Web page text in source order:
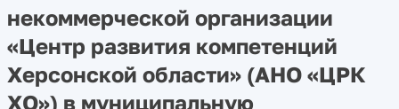
некоммерческой организации
«Центр развития компетенций
Херсонской области» (АНО «ЦРК
ХО») в муниципальную